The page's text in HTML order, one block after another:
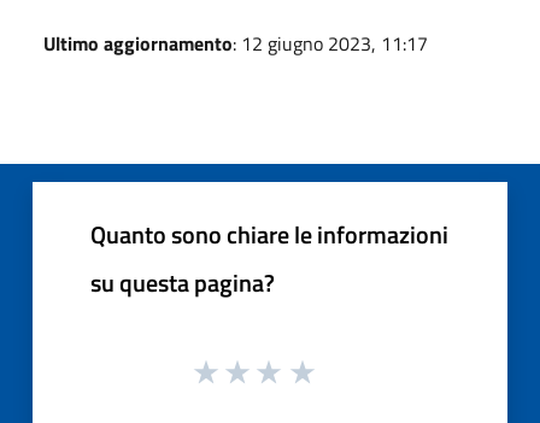
Ultimo aggiornamento: 12 giugno 2023, 11:17
Quanto sono chiare le informazioni
su questa pagina?